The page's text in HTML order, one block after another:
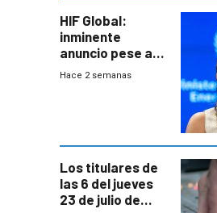
HIF Global:
inminente
anuncio pese a
declaración de
gobierno
Hace 2 semanas
Los titulares de
las 6 del jueves
23 de julio de